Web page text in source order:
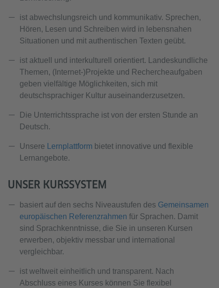
ist abwechslungsreich und kommunikativ. Sprechen,
Hören, Lesen und Schreiben wird in lebensnahen
Situationen und mit authentischen Texten geübt.
ist aktuell und interkulturell orientiert. Landeskundliche
Themen, (Internet-)Projekte und Rechercheaufgaben
geben vielfältige Möglichkeiten, sich mit
deutschsprachiger Kultur auseinanderzusetzen.
Die Unterrichtssprache ist von der ersten Stunde an
Deutsch.
Unsere Lernplattform bietet innovative und flexible
Lernangebote.
UNSER KURSSYSTEM
basiert auf den sechs Niveaustufen des Gemeinsamen
europäischen Referenzrahmen für Sprachen. Damit
sind Sprachkenntnisse, die Sie in unseren Kursen
erwerben, objektiv messbar und international
vergleichbar.
ist weltweit einheitlich und transparent. Nach
Abschluss eines Kurses können Sie flexibel